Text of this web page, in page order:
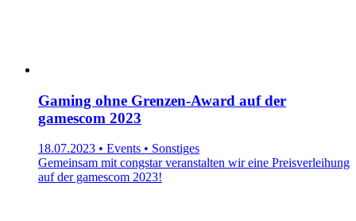
Gaming ohne Grenzen-Award auf der
gamescom 2023
18.07.2023 • Events • Sonstiges
Gemeinsam mit congstar veranstalten wir eine Preisverleihung
auf der gamescom 2023!